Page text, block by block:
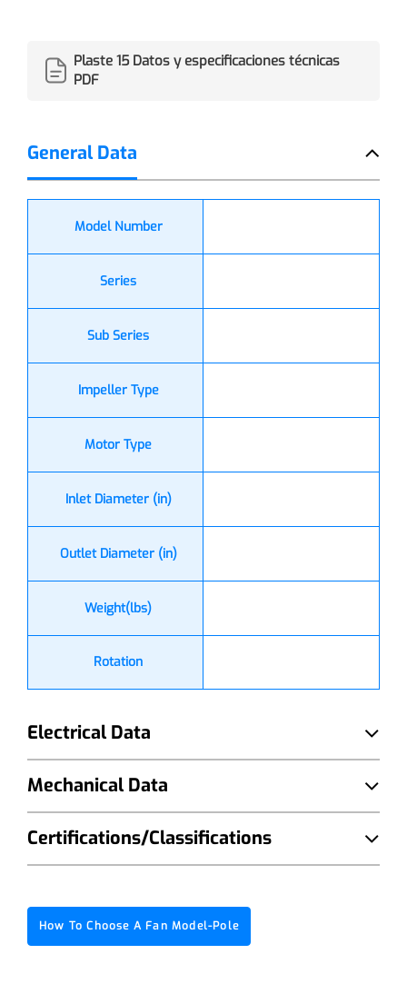
Plaste 15 Datos y especificaciones técnicas
PDF
General Data
Model Number
Series
Sub Series
Impeller Type
Motor Type
Inlet Diameter (in)
Outlet Diameter (in)
Weight(lbs)
Rotation
Electrical Data
Mechanical Data
Certifications/Classifications
How To Choose A Fan Model-Pole